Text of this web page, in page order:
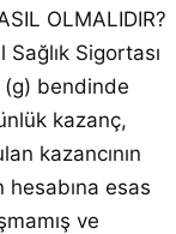
OLMALIDIR?
Sigortası
(g) bendinde
kazanç,
kazancının
esas
ve